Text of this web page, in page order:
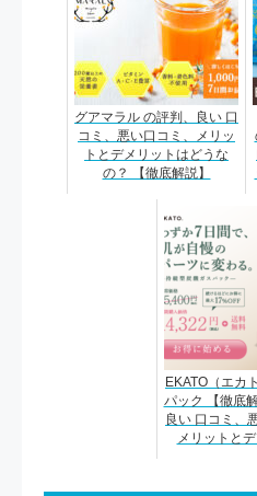
グアマラル の評判、良い 口
コミ、悪い口コミ、メリッ
トとデメリットはどうな
の？ 【徹底解説】
EKATO（エカ
パック 【徹底
良い 口コミ、
メリットと